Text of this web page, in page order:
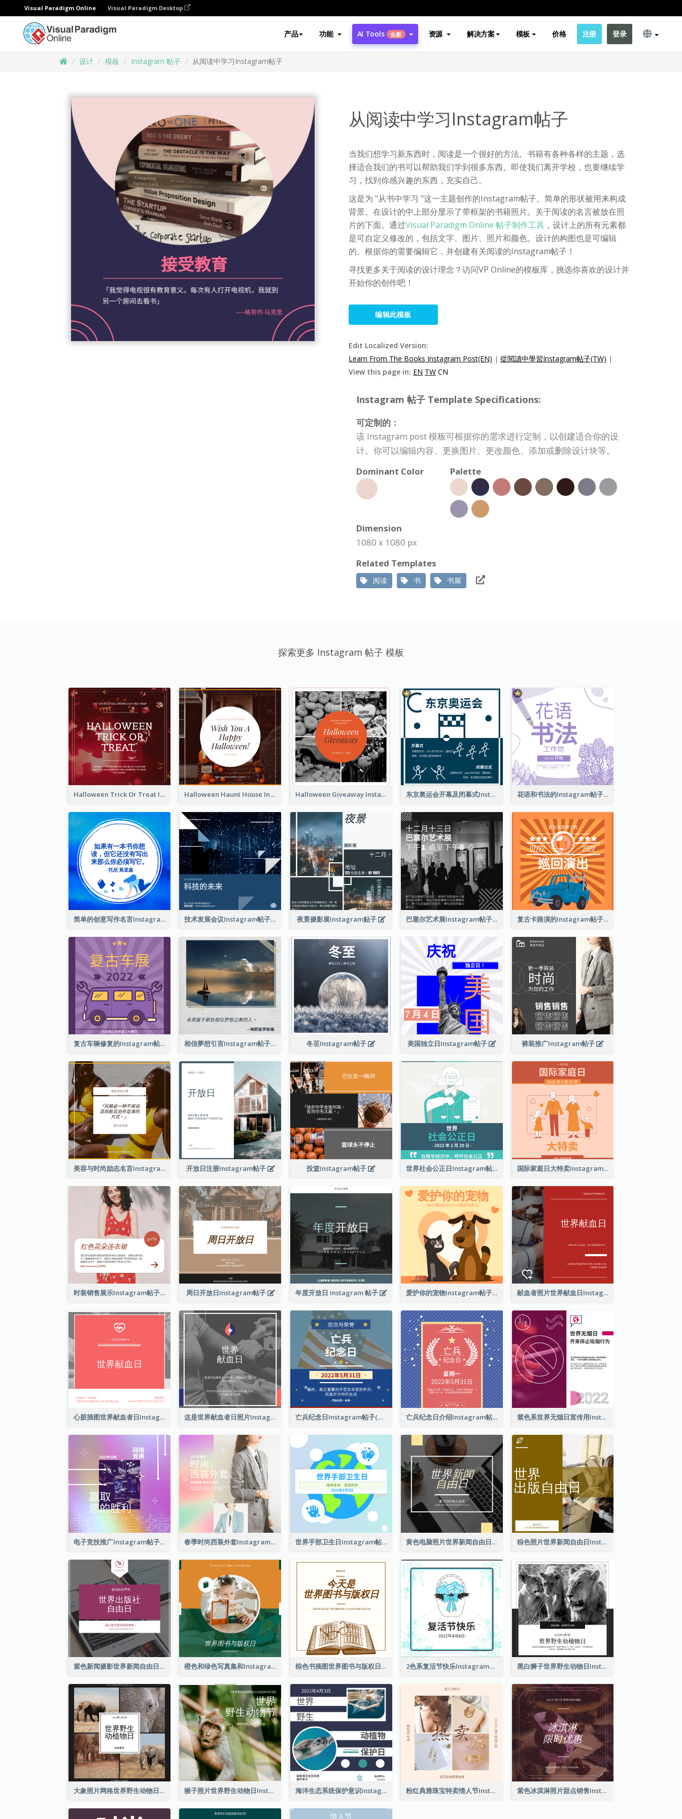
Visual Paradigm Online Visual Paradigm Desktop
产品 功能 AI Tools 全新 资源 解决方案 模板 价格 注册 登录
设计 模板 Instagram 帖子 从阅读中学习Instagram帖子
从阅读中学习Instagram帖子
当我们想学习新东西时，阅读是一个很好的方法。书籍有各种各样的主题，选
择适合我们的书可以帮助我们学到很多东西。即使我们离开学校，也要继续学
习，找到你感兴趣的东西，充实自己。
这是为 "从书中学习 "这一主题创作的Instagram帖子。简单的形状被用来构成
背景。在设计的中上部分显示了带框架的书籍照片。关于阅读的名言被放在照
片的下面。通过Visual Paradigm Online 帖子制作工具 ，设计上的所有元素都
是可自定义修改的，包括文字、图片、照片和颜色。设计的构图也是可编辑
的。根据你的需要编辑它，并创建有关阅读的Instagram帖子！
寻找更多关于阅读的设计理念？访问VP Online的模板库，挑选你喜欢的设计并
开始你的创作吧！
编辑此模板
Edit Localized Version:
Learn From The Books Instagram Post(EN) | 從閱讀中學習Instagram帖子(TW) |
View this page in: EN TW CN
Instagram 帖子 Template Specifications:
可定制的：
该 Instagram post 模板可根据你的需求进行定制，以创建适合你的设
计。你可以编辑内容、更换图片、更改颜色、添加或删除设计块等。
Dominant Color
Palette
Dimension
1080 x 1080 px
Related Templates
阅读 书 书展
探索更多 Instagram 帖子 模板
Halloween Trick Or Treat Instagram Post Halloween Haunt House Instagram Post Halloween Giveaway Instagram Post 东京奥运会开幕及闭幕式Instagram帖子 花语和书法的Instagram帖子
简单的创意写作名言Instagram帖子 技术发展会议Instagram帖子 夜景摄影展Instagram贴子 巴塞尔艺术展Instagram帖子 复古卡路演的Instagram帖子
复古车辆修复的Instagram帖子 相信夢想引言Instagram帖子 冬至Instagram帖子 美国独立日Instagram帖子 裤装推广Instagram帖子
美容与时尚励志名言Instagram帖子 开放日注册Instagram帖子 投篮Instagram帖子 世界社会公正日Instagram帖子 国际家庭日大特卖Instagram帖子
时装销售展示Instagram帖子 周日开放日Instagram帖子 年度开放日 Instagram 帖子 爱护你的宠物Instagram帖子 献血者照片世界献血日Instagram帖子
心脏插图世界献血者日Instagram帖子 这是世界献血者日照片Instagram帖子 亡兵纪念日Instagram帖子(附名言引用) 亡兵纪念日介绍Instagram帖子 紫色系世界无烟日宣传用Instagram帖子
电子竞技推广Instagram帖子 春季时尚西装外套Instagram帖子 世界手部卫生日Instagram帖子 黄色电脑照片世界新闻自由日Instagram帖子 棕色照片世界新闻自由日Instagram帖子
紫色新闻摄影世界新闻自由日Instagram帖子 橙色和绿色写真集和Instagram版权日 棕色书插图世界图书与版权日Instagram帖子 2色系复活节快乐Instagram帖子 黑白狮子世界野生动物日Instagram帖子
大象照片网格世界野生动物日Instagram帖子 猴子照片世界野生动物日Instagram帖子 海洋生态系统保护意识Instagram帖子 粉红典雅珠宝特卖情人节Instagram帖子 紫色冰淇淋照片甜点销售Instagram帖子